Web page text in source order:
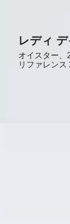
レディ
オイスター、
リファレンス